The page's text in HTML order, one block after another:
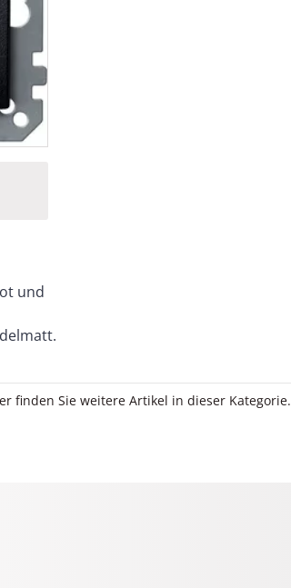
und
finden Sie weitere Artikel in dieser Kategorie.